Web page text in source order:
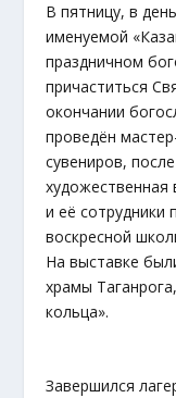
В пятницу, в
именуемой
праздничном
причаститься
окончании
проведён
сувениров,
художественная
и её сотрудники
воскресной
На выставке
храмы
кольца».
Завершился